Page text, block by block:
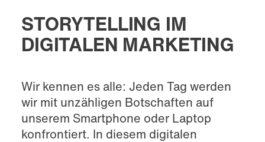
STORYTELLING IM
DIGITALEN MARKETING
Wir kennen es alle: Jeden Tag werden
wir mit unzähligen Botschaften auf
unserem Smartphone oder Laptop
konfrontiert. In diesem digitalen